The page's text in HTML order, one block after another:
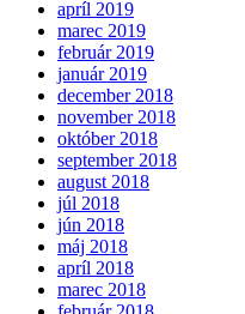
apríl 2019
marec 2019
február 2019
január 2019
december 2018
november 2018
október 2018
september 2018
august 2018
júl 2018
jún 2018
máj 2018
apríl 2018
marec 2018